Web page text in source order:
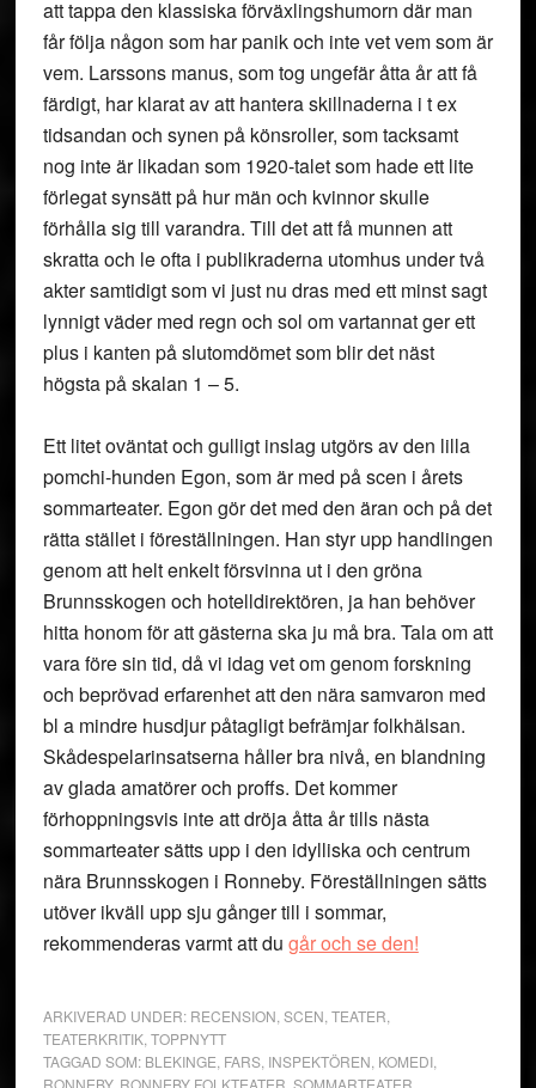
att tappa den klassiska förväxlingshumorn där man
får följa någon som har panik och inte vet vem som är
vem. Larssons manus, som tog ungefär åtta år att få
färdigt, har klarat av att hantera skillnaderna i t ex
tidsandan och synen på könsroller, som tacksamt
nog inte är likadan som 1920-talet som hade ett lite
förlegat synsätt på hur män och kvinnor skulle
förhålla sig till varandra. Till det att få munnen att
skratta och le ofta i publikraderna utomhus under två
akter samtidigt som vi just nu dras med ett minst sagt
lynnigt väder med regn och sol om vartannat ger ett
plus i kanten på slutomdömet som blir det näst
högsta på skalan 1 – 5.
Ett litet oväntat och gulligt inslag utgörs av den lilla
pomchi-hunden Egon, som är med på scen i årets
sommarteater. Egon gör det med den äran och på det
rätta stället i föreställningen. Han styr upp handlingen
genom att helt enkelt försvinna ut i den gröna
Brunnsskogen och hotelldirektören, ja han behöver
hitta honom för att gästerna ska ju må bra. Tala om att
vara före sin tid, då vi idag vet om genom forskning
och beprövad erfarenhet att den nära samvaron med
bl a mindre husdjur påtagligt befrämjar folkhälsan.
Skådespelarinsatserna håller bra nivå, en blandning
av glada amatörer och proffs. Det kommer
förhoppningsvis inte att dröja åtta år tills nästa
sommarteater sätts upp i den idylliska och centrum
nära Brunnsskogen i Ronneby. Föreställningen sätts
utöver ikväll upp sju gånger till i sommar,
rekommenderas varmt att du går och se den!
ARKIVERAD UNDER: RECENSION SCEN TEATER
TEATERKRITIK, TOPPNYTT
TAGGAD SOM: BLEKINGE FARS, INSPEKTÖREN KOMEDI,
RONNEBY, RONNEBY FOLKTEATER SOMMARTEATER